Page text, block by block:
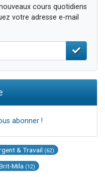
cours quotidiens
votre adresse e-mail
abonner !
& Travail (62)
Mila (12)